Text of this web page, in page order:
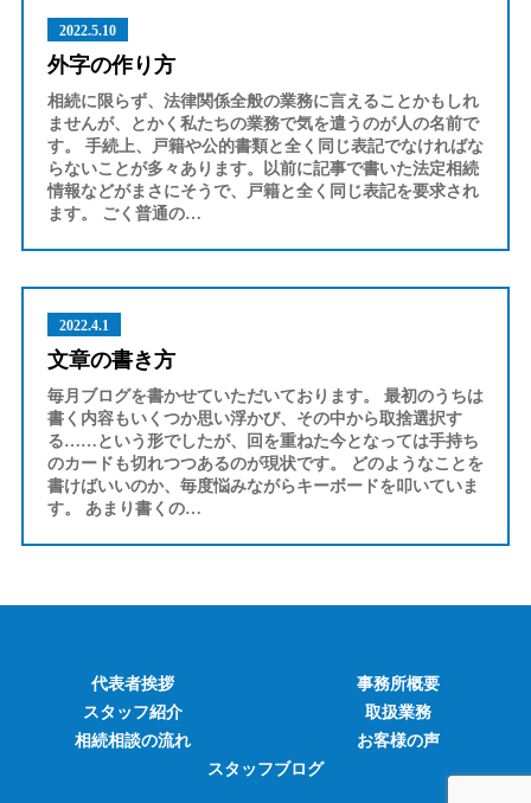
2022.5.10
外字の作り方
相続に限らず、法律関係全般の業務に言えることかもしれ
ませんが、とかく私たちの業務で気を遣うのが人の名前で
す。 手続上、戸籍や公的書類と全く同じ表記でなければな
らないことが多々あります。以前に記事で書いた法定相続
情報などがまさにそうで、戸籍と全く同じ表記を要求され
ます。 ごく普通の…
2022.4.1
文章の書き方
毎月ブログを書かせていただいております。 最初のうちは
書く内容もいくつか思い浮かび、その中から取捨選択す
る……という形でしたが、回を重ねた今となっては手持ち
のカードも切れつつあるのが現状です。 どのようなことを
書けばいいのか、毎度悩みながらキーボードを叩いていま
す。 あまり書くの…
代表者挨拶
事務所概要
スタッフ紹介
取扱業務
相続相談の流れ
お客様の声
スタッフブログ